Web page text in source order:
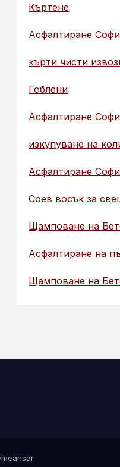
Къртене
Асфалтиране
кърти чисти
Гоблени
Асфалтиране
изкупуване на
Асфалтиране
Соев восък за
Щамповане на
Асфалтиране на
Щамповане на
.